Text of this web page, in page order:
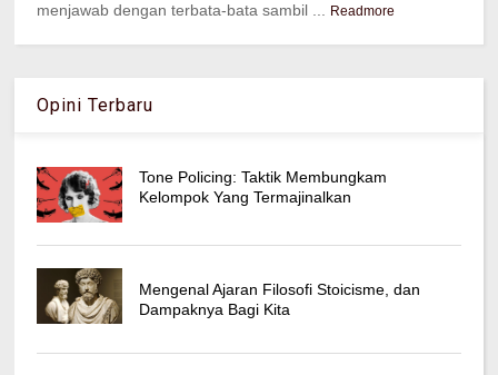
menjawab dengan terbata-bata sambil ...
Readmore
Opini Terbaru
Tone Policing: Taktik Membungkam
Kelompok Yang Termajinalkan
Mengenal Ajaran Filosofi Stoicisme, dan
Dampaknya Bagi Kita